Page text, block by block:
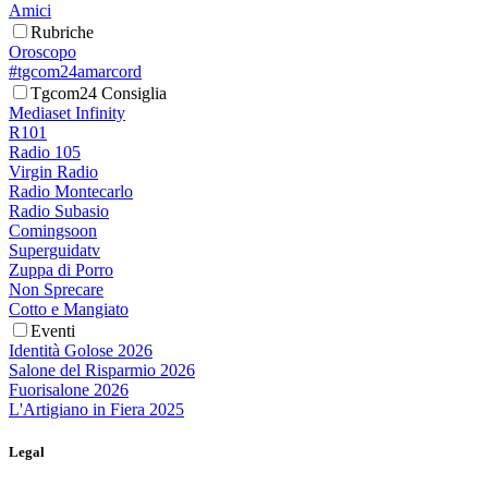
Amici
Rubriche
Oroscopo
#tgcom24amarcord
Tgcom24 Consiglia
Mediaset Infinity
R101
Radio 105
Virgin Radio
Radio Montecarlo
Radio Subasio
Comingsoon
Superguidatv
Zuppa di Porro
Non Sprecare
Cotto e Mangiato
Eventi
Identità Golose 2026
Salone del Risparmio 2026
Fuorisalone 2026
L'Artigiano in Fiera 2025
Legal